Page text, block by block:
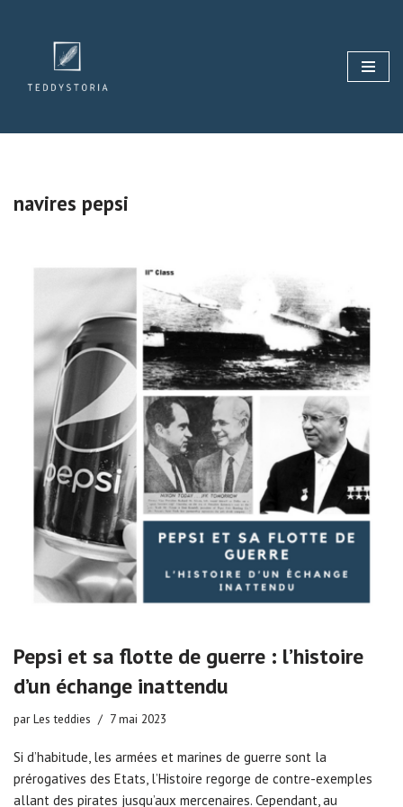
contenu
navires pepsi
Pepsi et sa flotte de guerre : l’histoire
d’un échange inattendu
parLes teddies 7 mai 2023
Si d’habitude, les armées et marines de guerre sont la
prérogatives des Etats, l’Histoire regorge de contre-exemples
allant des pirates jusqu’aux mercenaires. Cependant, au